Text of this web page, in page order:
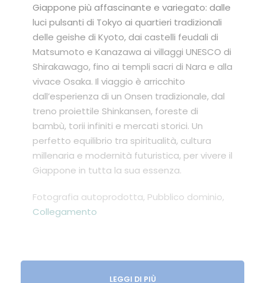
Giappone più affascinante e variegato: dalle
luci pulsanti di Tokyo ai quartieri tradizionali
delle geishe di Kyoto, dai castelli feudali di
Matsumoto e Kanazawa ai villaggi UNESCO di
Shirakawago, fino ai templi sacri di Nara e alla
vivace Osaka. Il viaggio è arricchito
dall’esperienza di un Onsen tradizionale, dal
treno proiettile Shinkansen, foreste di
bambù, torii infiniti e mercati storici. Un
perfetto equilibrio tra spiritualità, cultura
millenaria e modernità futuristica, per vivere il
Giappone in tutta la sua essenza.
Fotografia autoprodotta, Pubblico dominio,
Collegamento
LEGGI DI PIÙ